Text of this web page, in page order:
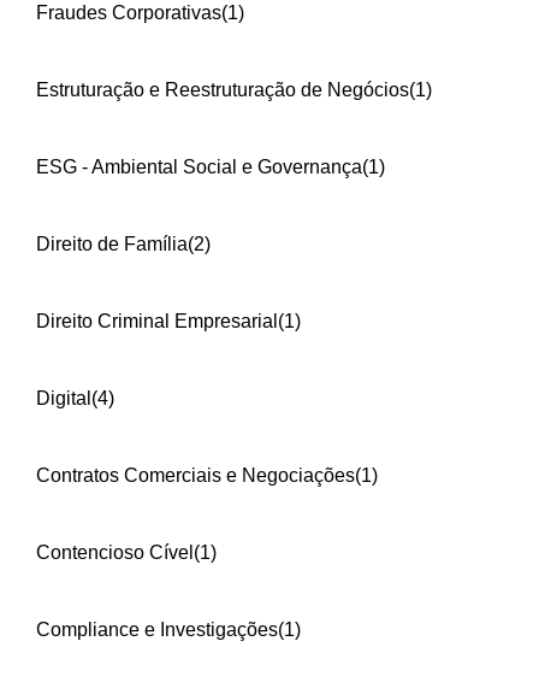
Fraudes Corporativas(1)
Estruturação e Reestruturação de Negócios(1)
ESG - Ambiental Social e Governança(1)
Direito de Família(2)
Direito Criminal Empresarial (1)
Digital (4)
Contratos Comerciais e Negociações(1)
Contencioso Cível (1)
Compliance e Investigações(1)